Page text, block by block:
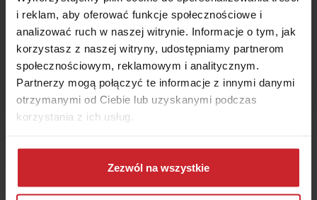
i reklam, aby oferować funkcje społecznościowe i
analizować ruch w naszej witrynie. Informacje o tym, jak
korzystasz z naszej witryny, udostępniamy partnerom
społecznościowym, reklamowym i analitycznym.
Partnerzy mogą połączyć te informacje z innymi danymi
otrzymanymi od Ciebie lub uzyskanymi podczas
korzystania z ich usług.
Dowiedz się więcej na temat tego, kim jesteśmy, jak
można się z nami skontaktować i w jaki sposób
przetwarzamy dane osobowe w ramachPolityki
Zezwól na wszystkie
1 Porównaj w 5 minut
2 Kup ubezpieczenie
3 Zaoszczędźnawet 50%
Oblicz składkę